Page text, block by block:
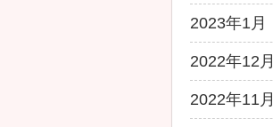
2023年1月
2022年12月
2022年11月